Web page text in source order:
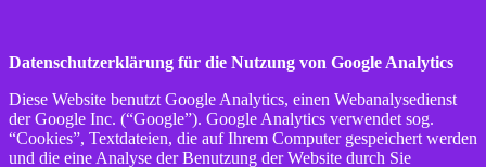
Datenschutzerklärung für die Nutzung von Google Analytics
Diese Website benutzt Google Analytics, einen Webanalysedienst
der Google Inc. (“Google”). Google Analytics verwendet sog.
“Cookies”, Textdateien, die auf Ihrem Computer gespeichert werden
und die eine Analyse der Benutzung der Website durch Sie